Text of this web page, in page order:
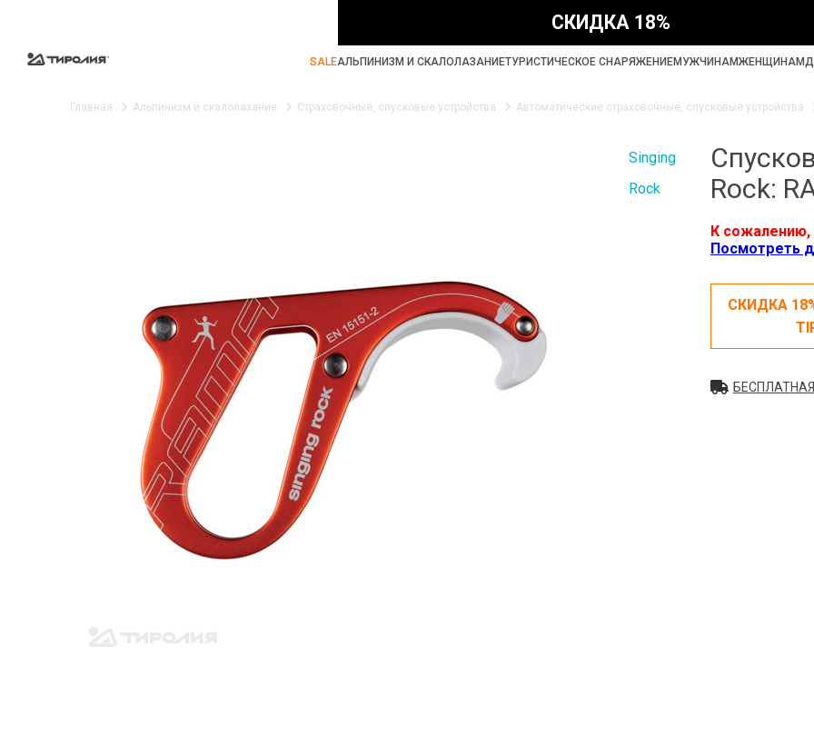
СКИДКА 18%
SALEАЛЬПИНИЗМ И СКАЛОЛАЗАНИЕТУРИСТИЧЕСКОЕ СНАРЯЖЕНИЕМУЖЧИНАМЖЕНЩИНАМ
Главная Альпинизм и скалолазание Страховочные, спусковые устройства Автоматические страховочные, спусковые устройства
Singing
Rock
Rock:
К сожалению,
Посмотреть
СКИДКА